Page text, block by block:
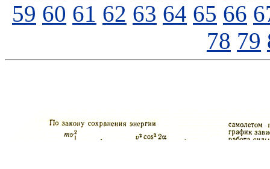
59 60 61 62 63 64 65 66
78 79